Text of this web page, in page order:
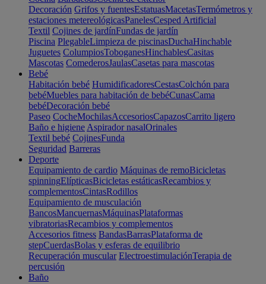
Decoración Grifos y fuentesEstatuasMacetasTermómetros y
estaciones metereológicasPanelesCesped Artificial
Textil Cojines de jardínFundas de jardín
Piscina PlegableLimpieza de piscinasDuchaHinchable
Juguetes ColumpiosToboganesHinchablesCasitas
Mascotas ComederosJaulasCasetas para mascotas
Bebé
Habitación bebé HumidificadoresCestasColchón para
bebéMuebles para habitación de bebéCunasCama
bebéDecoración bebé
Paseo CocheMochilasAccesoriosCapazosCarrito ligero
Baño e higiene Aspirador nasalOrinales
Textil bebé CojinesFunda
Seguridad Barreras
Deporte
Equipamiento de cardio Máquinas de remoBicicletas
spinningElípticasBicicletas estáticasRecambios y
complementosCintasRodillos
Equipamiento de musculación
BancosMancuernasMáquinasPlataformas
vibratoriasRecambios y complementos
Accesorios fitness BandasBarrasPlataforma de
stepCuerdasBolas y esferas de equilibrio
Recuperación muscular ElectroestimulaciónTerapia de
percusión
Baño